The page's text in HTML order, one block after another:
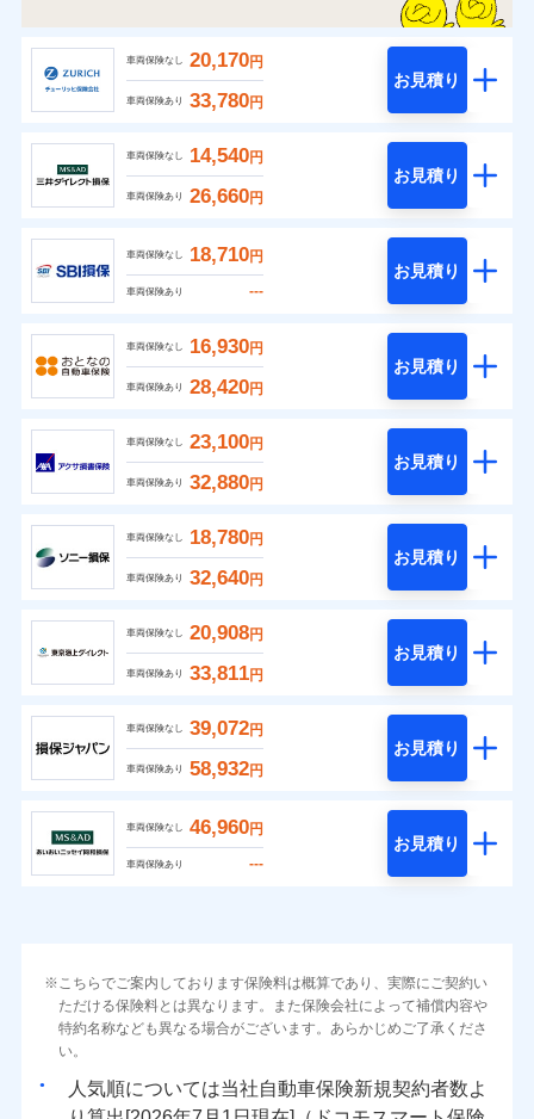
車両保険なし 20,170円
車両保険あり 33,780円
お見積り
車両保険なし 14,540円
車両保険あり 26,660円
お見積り
車両保険なし 18,710円
車両保険あり ---
お見積り
車両保険なし 16,930円
車両保険あり 28,420円
お見積り
車両保険なし 23,100円
車両保険あり 32,880円
お見積り
車両保険なし 18,780円
車両保険あり 32,640円
お見積り
車両保険なし 20,908円
車両保険あり 33,811円
お見積り
車両保険なし 39,072円
車両保険あり 58,932円
お見積り
車両保険なし 46,960円
車両保険あり ---
お見積り
こちらでご案内しております保険料は概算であり、実際にご契約い
ただける保険料とは異なります。また保険会社によって補償内容や
特約名称なども異なる場合がございます。あらかじめご了承くださ
い。
人気順については当社
新規契約者数よ